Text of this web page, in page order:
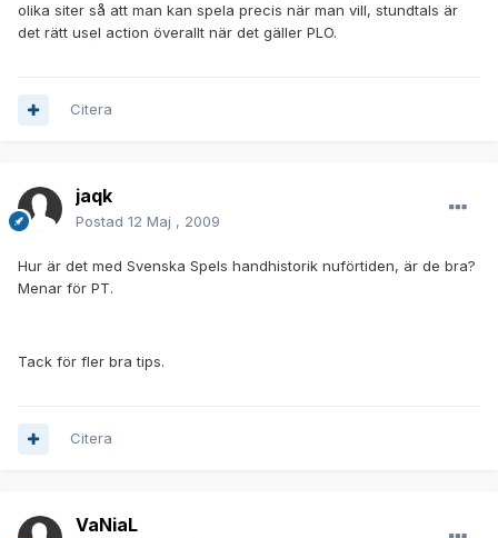
olika siter så att man kan spela precis när man vill, stundtals är
det rätt usel action överallt när det gäller PLO.
Citera
jaqk
Postad 12 Maj , 2009
Hur är det med Svenska Spels handhistorik nuförtiden, är de bra?
Menar för PT.
Tack för fler bra tips.
Citera
VaNiaL